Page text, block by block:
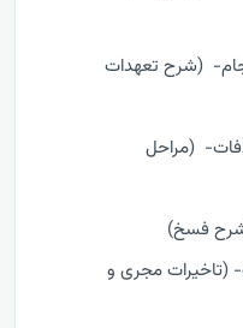
(شرح تعهدات
(مراحل
(تاخیرات مجری و